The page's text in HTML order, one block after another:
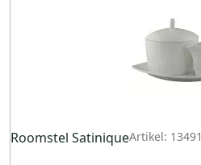
Roomstel SatiniqueArtikel: 13491